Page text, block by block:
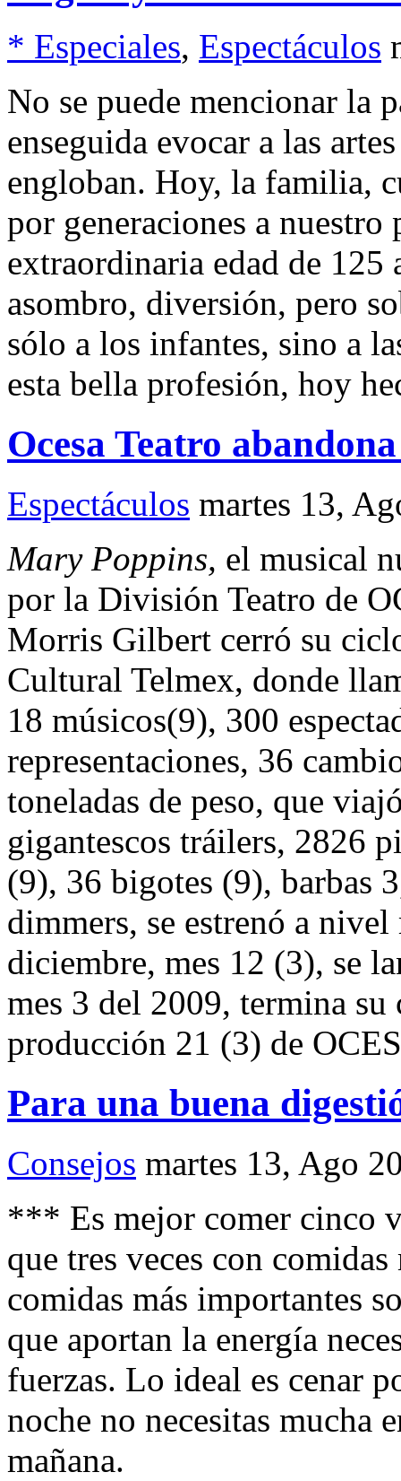
* Especiales, Espectáculos
No se puede mencionar la
enseguida evocar a las
engloban. Hoy, la familia,
por generaciones a
extraordinaria edad de 125
asombro, diversión, pero
sólo a los infantes, sino a
esta bella profesión, hoy
Ocesa Teatro
Espectáculos martes 13,
Mary Poppins, el musical
por la División Teatro de
Morris Gilbert cerró su
Cultural Telmex, donde
18 músicos(9), 300
representaciones, 36
toneladas de peso, que
gigantescos tráilers, 2826
(9), 36 bigotes (9), barbas
dimmers, se estrenó a
diciembre, mes 12 (3), se
mes 3 del 2009, termina
producción 21 (3) de
Para una buena
Consejos martes 13, Ago
*** Es mejor comer cinco
que tres veces con
comidas más importantes
que aportan la energía
fuerzas. Lo ideal es cenar
noche no necesitas mucha
mañana.